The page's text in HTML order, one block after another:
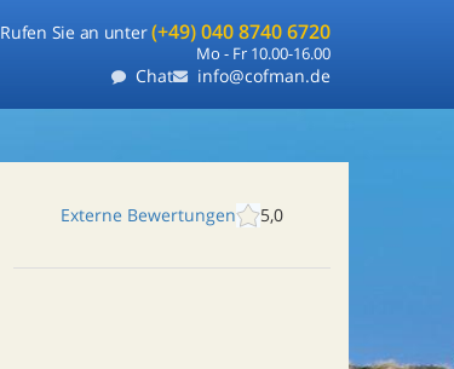
Rufen Sie an unter(+49) 040 8740 6720
Mo - Fr 10.00-16.00
Chat info@cofman.de
Externe Bewertungen 5,0